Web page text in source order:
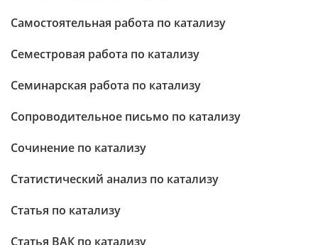
Самостоятельная работа по катализу
Семестровая работа по катализу
Семинарская работа по катализу
Сопроводительное письмо по катализу
Сочинение по катализу
Статистический анализ по катализу
Статья по катализу
Статья ВАК по катализу